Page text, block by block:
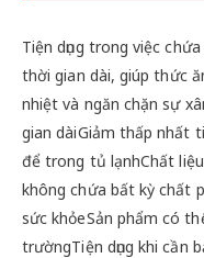
Tiện dụng trong việc
thời gian dài, giúp thức
nhiệt và ngăn chặn sự
gian dàiGiảm thấp nhất
để trong tủ lạnhChất
không chứa bất kỳ chất
sức khỏeSản phẩm có
trườngTiện dụng khi cần